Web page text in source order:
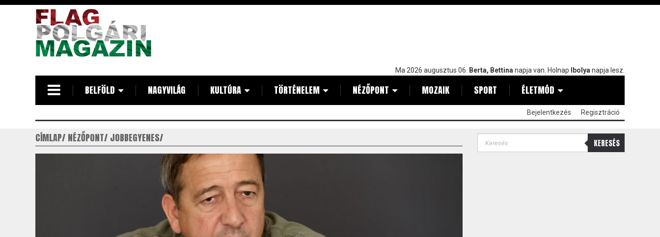
Ma 2026 augusztus 06. Berta, Bettina napja van. Holnap Ibolya napja lesz.
BELFÖLD NAGYVILÁG KULTÚRA TÖRTÉNELEM NÉZŐPONT MOZAIK SPORT ÉLETMÓD
Bejelentkezés Regisztráció
CÍMLAP NÉZŐPONT JOBBEGYENES KERESÉS